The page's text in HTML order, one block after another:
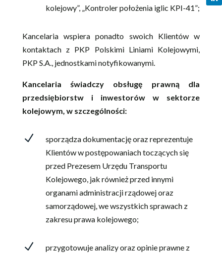
kolejowy”, „Kontroler położenia iglic KPI-41”;
Kancelaria wspiera ponadto swoich Klientów w
kontaktach z PKP Polskimi Liniami Kolejowymi,
PKP S.A., jednostkami notyfikowanymi.
Kancelaria świadczy obsługę prawną dla
przedsiębiorstw i inwestorów w sektorze
kolejowym, w szczególności:
N
sporządza dokumentację oraz reprezentuje
Klientów w postępowaniach toczących się
przed Prezesem Urzędu Transportu
Kolejowego, jak również przed innymi
organami administracji rządowej oraz
samorządowej, we wszystkich sprawach z
zakresu prawa kolejowego;
N
przygotowuje analizy oraz opinie prawne z